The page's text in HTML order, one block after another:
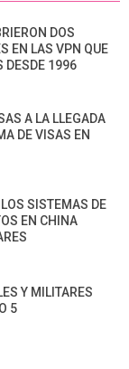
DOS
EN LAS VPN QUE
DESDE 1996
A LA LLEGADA
DE VISAS EN
SISTEMAS DE
EN CHINA
Y MILITARES
5